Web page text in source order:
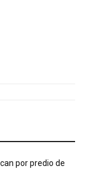
por predio de